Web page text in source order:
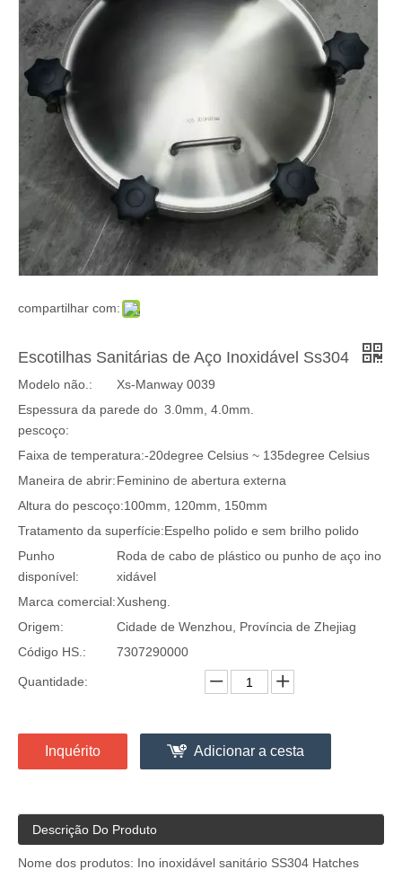
compartilhar com:
Escotilhas Sanitárias de Aço Inoxidável Ss304
Modelo não.:
Xs-Manway 0039
Espessura da parede do
pescoço:
3.0mm, 4.0mm.
Faixa de temperatura:-20degree Celsius ~ 135degree Celsius
Maneira de abrir:Feminino de abertura externa
Altura do pescoço:100mm, 120mm, 150mm
Tratamento da superfície:Espelho polido e sem brilho polido
Punho
disponível:
Roda de cabo de plástico ou punho de aço ino
xidável
Marca comercial:Xusheng.
Origem:
Cidade de Wenzhou, Província de Zhejiag
Código HS.:
7307290000
Quantidade:
Inquérito Adicionar a cesta
Descrição Do Produto
Nome dos produtos: Ino inoxidável sanitário SS304 Hatches